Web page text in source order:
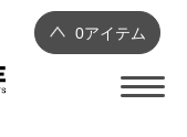
0アイテム